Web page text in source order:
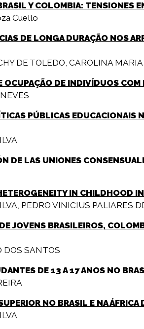
Y COLOMBIA: TENSIONES
Cuello
DE LONGA DURAÇÃO NOS
DE TOLEDO, CAROLINA
OCUPAÇÃO DE INDIVÍDUOS
PÚBLICAS EDUCACIONAIS
DE LAS UNIONES
IN CHILDHOOD
, PEDRO VINICIUS PALIARES
JOVENS BRASILEIROS,
DOS SANTOS
DE 13 A 17 ANOS NO
NO BRASIL E NA